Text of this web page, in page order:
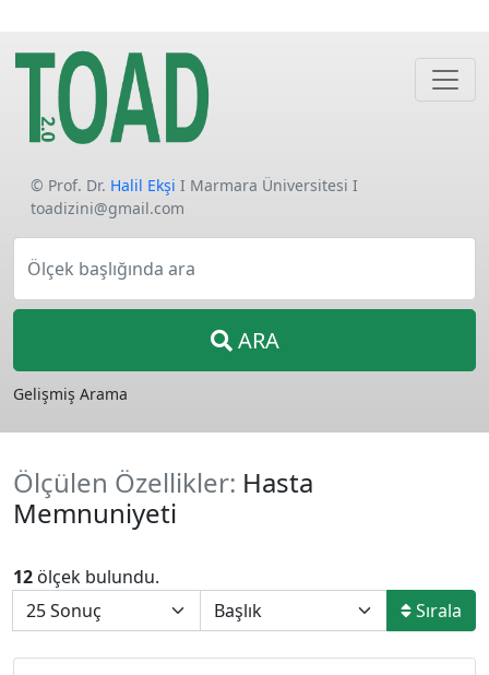
© Prof. Dr. Halil Ekşi I Marmara Üniversitesi I
toadizini@gmail.com
Ölçek başlığında ara
ARA
Gelişmiş Arama
Ölçülen Özellikler: Hasta
Memnuniyeti
12 ölçek bulundu.
Sırala